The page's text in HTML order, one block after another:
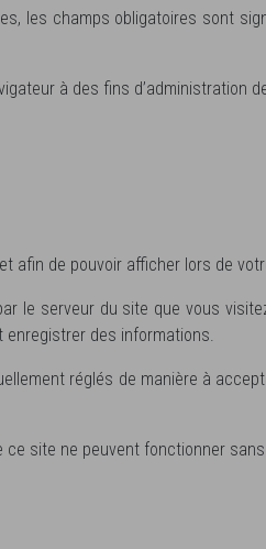
les champs obligatoires sont
à des fins d’administration
afin de pouvoir afficher lors de
le serveur du site que vous
des informations.
réglés de manière à
site ne peuvent fonctionner sans